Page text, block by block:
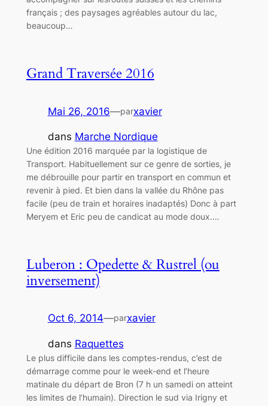
français ; des paysages agréables autour du lac,
beaucoup…
Grand Traversée 2016
Mai 26, 2016—parxavier
dans Marche Nordique
Une édition 2016 marquée par la logistique de
Transport. Habituellement sur ce genre de sorties, je
me débrouille pour partir en transport en commun et
revenir à pied. Et bien dans la vallée du Rhône pas
facile (peu de train et horaires inadaptés) Donc à part
Meryem et Eric peu de candicat au mode doux.…
Luberon : Opedette & Rustrel (ou
inversement)
Oct 6, 2014—parxavier
dans Raquettes
Le plus difficile dans les comptes-rendus, c’est de
démarrage comme pour le week-end et l’heure
matinale du départ de Bron (7 h un samedi on atteint
les limites de l’humain). Direction le sud via Irigny et